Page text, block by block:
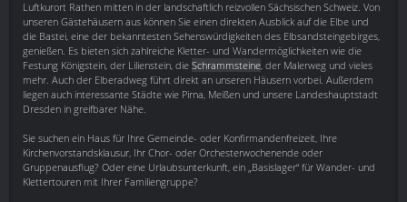
Luftkurort Rathen mitten in der landschaftlich reizvollen Sächsischen Schweiz. Von
unseren Gästehäusern aus können Sie einen direkten Ausblick auf die Elbe und
die Bastei, eine der bekanntesten Sehenswürdigkeiten des Elbsandsteingebirges,
genießen. Es bieten sich zahlreiche Kletter- und Wandermöglichkeiten wie die
Festung Königstein, der Lilienstein, die Schrammsteine , der Malerweg und vieles
mehr. Auch der Elberadweg führt direkt an unseren Häusern vorbei. Außerdem
liegen auch interessante Städte wie Pirna, Meißen und unsere Landeshauptstadt
Dresden in greifbarer Nähe.
Sie suchen ein Haus für Ihre Gemeinde- oder Konfirmandenfreizeit, Ihre
Kirchenvorstandsklausur, Ihr Chor- oder Orchesterwochenende oder
Gruppenausflug? Oder eine Urlaubsunterkunft, ein „Basislager“ für Wander- und
Klettertouren mit Ihrer Familiengruppe?